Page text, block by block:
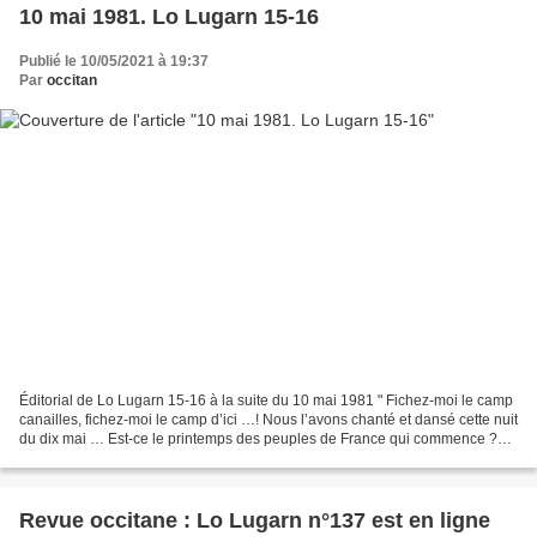
10 mai 1981. Lo Lugarn 15-16
Publié le 10/05/2021 à 19:37
Par occitan
Éditorial de Lo Lugarn 15-16 à la suite du 10 mai 1981 " Fichez-moi le camp
canailles, fichez-moi le camp d’ici …! Nous l’avons chanté et dansé cette nuit
du dix mai … Est-ce le printemps des peuples de France qui commence ?
Revue occitane : Lo Lugarn n°137 est en ligne